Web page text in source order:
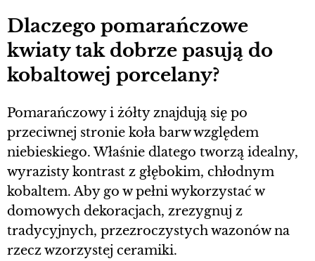
Dlaczego pomarańczowe
kwiaty tak dobrze pasują do
kobaltowej porcelany?
Pomarańczowy i żółty znajdują się po
przeciwnej stronie koła barw względem
niebieskiego. Właśnie dlatego tworzą idealny,
wyrazisty kontrast z głębokim, chłodnym
kobaltem. Aby go w pełni wykorzystać w
domowych dekoracjach, zrezygnuj z
tradycyjnych, przezroczystych wazonów na
rzecz wzorzystej ceramiki.